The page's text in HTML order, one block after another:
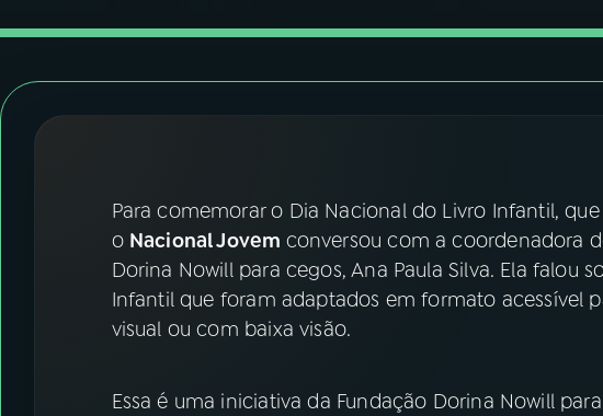
FESTIVAL DE MÚSICA
ACOMPANHE A RÁDIO NACIONAL
YouTube Facebook
Para comemorar o Dia Nacional do Livro Infantil,
o Nacional Jovem conversou com a coordenadora
Dorina Nowill para cegos, Ana Paula Silva. Ela falou
Infantil que foram adaptados em formato acessível
visual ou com baixa visão.
Essa é uma iniciativa da Fundação Dorina Nowill